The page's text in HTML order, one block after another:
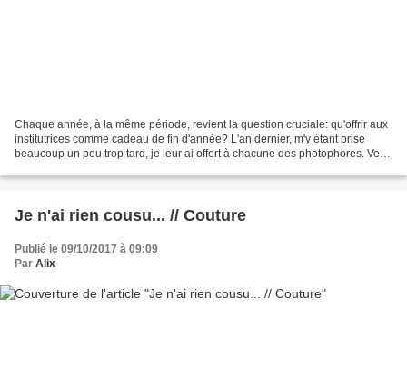
Chaque année, à la même période, revient la question cruciale: qu'offrir aux
institutrices comme cadeau de fin d'année? L'an dernier, m'y étant prise
beaucoup un peu trop tard, je leur ai offert à chacune des photophores. Verts
Je n'ai rien cousu... // Couture
Publié le 09/10/2017 à 09:09
Par Alix